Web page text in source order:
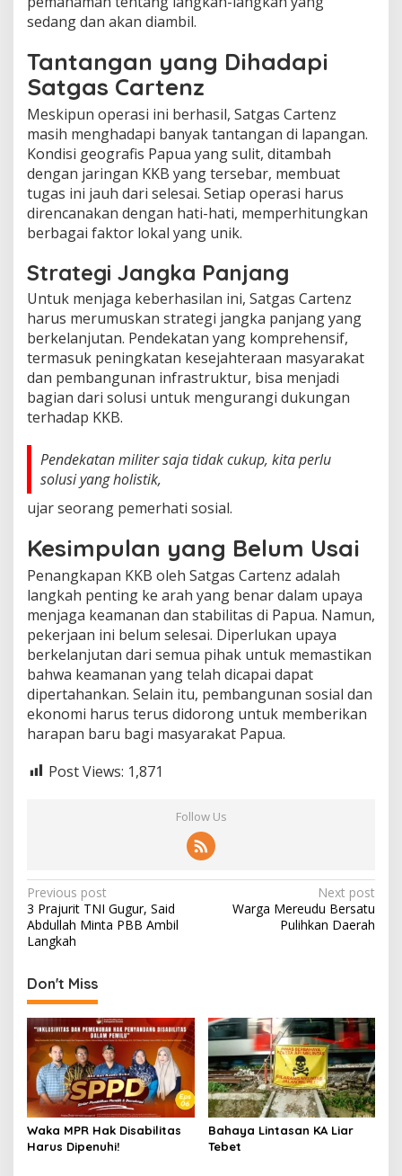
sedang dan akan diambil.
Tantangan yang Dihadapi
Satgas Cartenz
Meskipun operasi ini berhasil, Satgas Cartenz
masih menghadapi banyak tantangan di lapangan.
Kondisi geografis Papua yang sulit, ditambah
dengan jaringan KKB yang tersebar, membuat
tugas ini jauh dari selesai. Setiap operasi harus
direncanakan dengan hati-hati, memperhitungkan
berbagai faktor lokal yang unik.
Strategi Jangka Panjang
Untuk menjaga keberhasilan ini, Satgas Cartenz
harus merumuskan strategi jangka panjang yang
berkelanjutan. Pendekatan yang komprehensif,
termasuk peningkatan kesejahteraan masyarakat
dan pembangunan infrastruktur, bisa menjadi
bagian dari solusi untuk mengurangi dukungan
terhadap KKB.
Pendekatan militer saja tidak cukup, kita perlu
solusi yang holistik,
ujar seorang pemerhati sosial.
Kesimpulan yang Belum Usai
Penangkapan KKB oleh Satgas Cartenz adalah
langkah penting ke arah yang benar dalam upaya
menjaga keamanan dan stabilitas di Papua. Namun,
pekerjaan ini belum selesai. Diperlukan upaya
berkelanjutan dari semua pihak untuk memastikan
bahwa keamanan yang telah dicapai dapat
dipertahankan. Selain itu, pembangunan sosial dan
ekonomi harus terus didorong untuk memberikan
harapan baru bagi masyarakat Papua.
Post Views: 1,871
Follow Us
Post
navigation
Previous post
3 Prajurit TNI Gugur, Said
Abdullah Minta PBB Ambil
Langkah
Next post
Warga Mereudu Bersatu
Pulihkan Daerah
Don't Miss
Waka MPR Hak Disabilitas
Harus Dipenuhi!
Bahaya Lintasan KA Liar
Tebet